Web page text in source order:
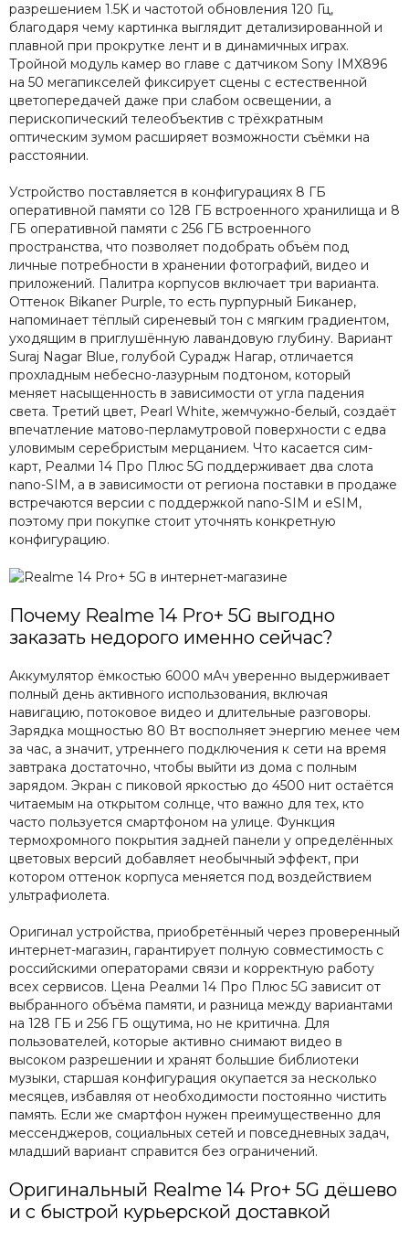
разрешением 1.5K и частотой обновления 120 Гц,
благодаря чему картинка выглядит детализированной и
плавной при прокрутке лент и в динамичных играх.
Тройной модуль камер во главе с датчиком Sony IMX896
на 50 мегапикселей фиксирует сцены с естественной
цветопередачей даже при слабом освещении, а
перископический телеобъектив с трёхкратным
оптическим зумом расширяет возможности съёмки на
расстоянии.
Устройство поставляется в конфигурациях 8 ГБ
оперативной памяти со 128 ГБ встроенного хранилища и 8
ГБ оперативной памяти с 256 ГБ встроенного
пространства, что позволяет подобрать объём под
личные потребности в хранении фотографий, видео и
приложений. Палитра корпусов включает три варианта.
Оттенок Bikaner Purple, то есть пурпурный Биканер,
напоминает тёплый сиреневый тон с мягким градиентом,
уходящим в приглушённую лавандовую глубину. Вариант
Suraj Nagar Blue, голубой Сурадж Нагар, отличается
прохладным небесно-лазурным подтоном, который
меняет насыщенность в зависимости от угла падения
света. Третий цвет, Pearl White, жемчужно-белый, создаёт
впечатление матово-перламутровой поверхности с едва
уловимым серебристым мерцанием. Что касается сим-
карт, Реалми 14 Про Плюс 5G поддерживает два слота
nano-SIM, а в зависимости от региона поставки в продаже
встречаются версии с поддержкой nano-SIM и eSIM,
поэтому при покупке стоит уточнять конкретную
конфигурацию.
Почему Realme 14 Pro+ 5G выгодно
заказать недорого именно сейчас?
Аккумулятор ёмкостью 6000 мАч уверенно выдерживает
полный день активного использования, включая
навигацию, потоковое видео и длительные разговоры.
Зарядка мощностью 80 Вт восполняет энергию менее чем
за час, а значит, утреннего подключения к сети на время
завтрака достаточно, чтобы выйти из дома с полным
зарядом. Экран с пиковой яркостью до 4500 нит остаётся
читаемым на открытом солнце, что важно для тех, кто
часто пользуется смартфоном на улице. Функция
термохромного покрытия задней панели у определённых
цветовых версий добавляет необычный эффект, при
котором оттенок корпуса меняется под воздействием
ультрафиолета.
Оригинал устройства, приобретённый через проверенный
интернет-магазин, гарантирует полную совместимость с
российскими операторами связи и корректную работу
всех сервисов. Цена Реалми 14 Про Плюс 5G зависит от
выбранного объёма памяти, и разница между вариантами
на 128 ГБ и 256 ГБ ощутима, но не критична. Для
пользователей, которые активно снимают видео в
высоком разрешении и хранят большие библиотеки
музыки, старшая конфигурация окупается за несколько
месяцев, избавляя от необходимости постоянно чистить
память. Если же смартфон нужен преимущественно для
мессенджеров, социальных сетей и повседневных задач,
младший вариант справится без ограничений.
Оригинальный Realme 14 Pro+ 5G дёшево
и с быстрой курьерской доставкой